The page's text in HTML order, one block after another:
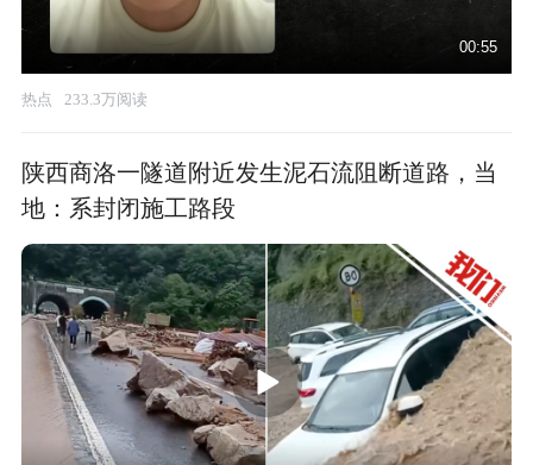
00:55
热点 233.3万阅读
陕西商洛一隧道附近发生泥石流阻断道路，当
地：系封闭施工路段